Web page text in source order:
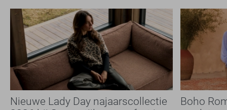
Nieuwe Lady Day najaarscollectie
Boho